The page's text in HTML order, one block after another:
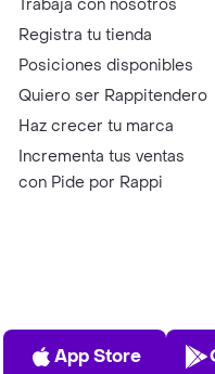
Trabaja con nosotros
Registra tu tienda
Posiciones disponibles
Quiero ser Rappitendero
Haz crecer tu marca
Incrementa tus ventas
con Pide por Rappi
App Store
App Store